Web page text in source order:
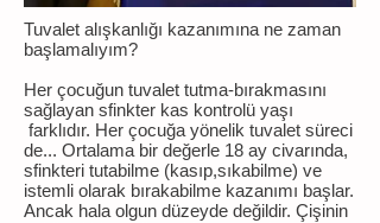
Tuvalet alışkanlığı kazanımına ne zaman
başlamalıyım?
Her çocuğun tuvalet tutma-bırakmasını
sağlayan sfinkter kas kontrolü yaşı
farklıdır. Her çocuğa yönelik tuvalet süreci
de... Ortalama bir değerle 18 ay civarında,
sfinkteri tutabilme (kasıp,sıkabilme) ve
istemli olarak bırakabilme kazanımı başlar.
Ancak hala olgun düzeyde değildir. Çişinin